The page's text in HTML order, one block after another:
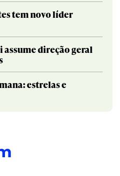
tem novo líder
direção geral
estrelas e